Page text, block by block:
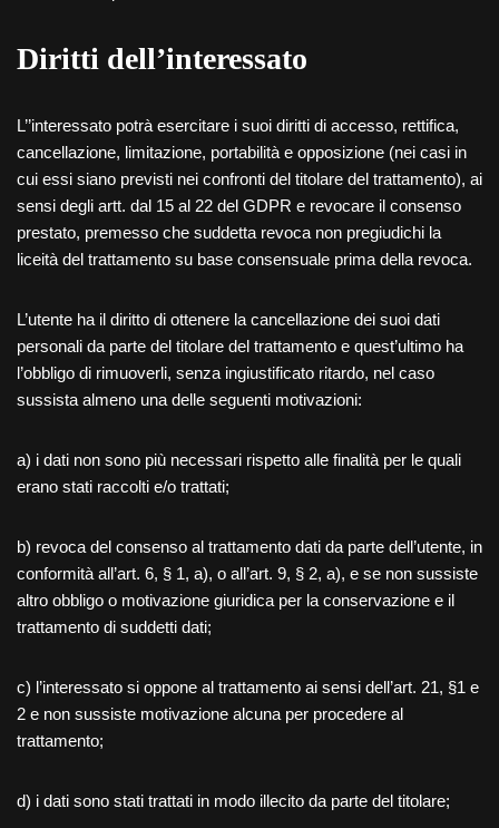
Diritti dell’interessato
L’’interessato potrà esercitare i suoi diritti di accesso, rettifica,
cancellazione, limitazione, portabilità e opposizione (nei casi in
cui essi siano previsti nei confronti del titolare del trattamento), ai
sensi degli artt. dal 15 al 22 del GDPR e revocare il consenso
prestato, premesso che suddetta revoca non pregiudichi la
liceità del trattamento su base consensuale prima della revoca.
L’utente ha il diritto di ottenere la cancellazione dei suoi dati
personali da parte del titolare del trattamento e quest’ultimo ha
l’obbligo di rimuoverli, senza ingiustificato ritardo, nel caso
sussista almeno una delle seguenti motivazioni:
a) i dati non sono più necessari rispetto alle finalità per le quali
erano stati raccolti e/o trattati;
b) revoca del consenso al trattamento dati da parte dell’utente, in
conformità all’art. 6, § 1, a), o all’art. 9, § 2, a), e se non sussiste
altro obbligo o motivazione giuridica per la conservazione e il
trattamento di suddetti dati;
c) l’interessato si oppone al trattamento ai sensi dell’art. 21, §1 e
2 e non sussiste motivazione alcuna per procedere al
trattamento;
d) i dati sono stati trattati in modo illecito da parte del titolare;